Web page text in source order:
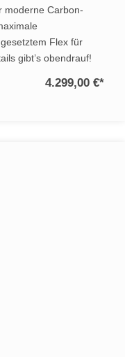
moderne Carbon-
Flex für
gibt’s obendrauf!
4.299,00 €*